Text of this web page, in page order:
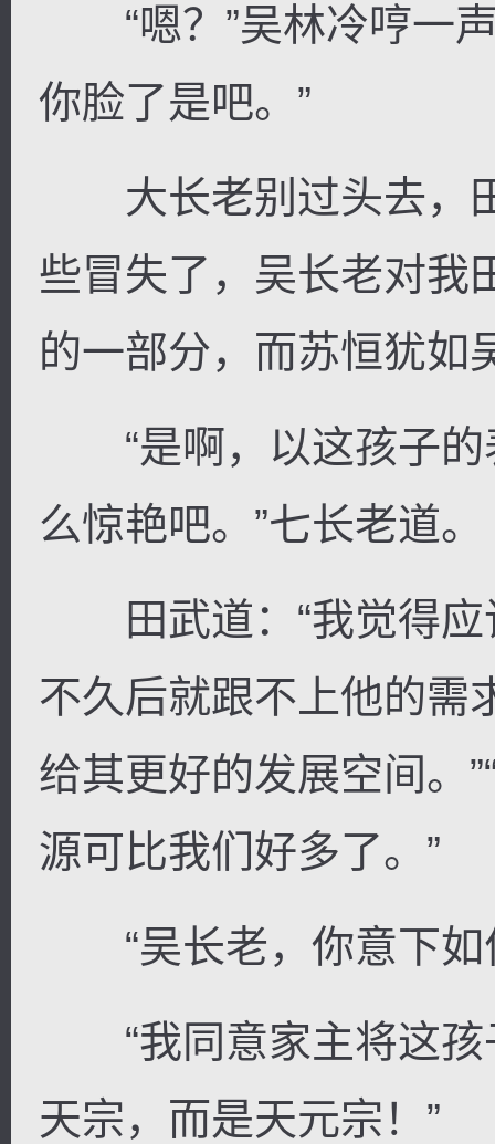
“嗯？”吴林冷哼一声
你脸了是吧。”
大长老别过头去，田
些冒失了，吴长老对我
的一部分，而苏恒犹如
“是啊，以这孩子的
么惊艳吧。”七长老道。
田武道：“我觉得应
不久后就跟不上他的需
给其更好的发展空间。
源可比我们好多了。”
“吴长老，你意下如
“我同意家主将这孩
天宗，而是天元宗！”